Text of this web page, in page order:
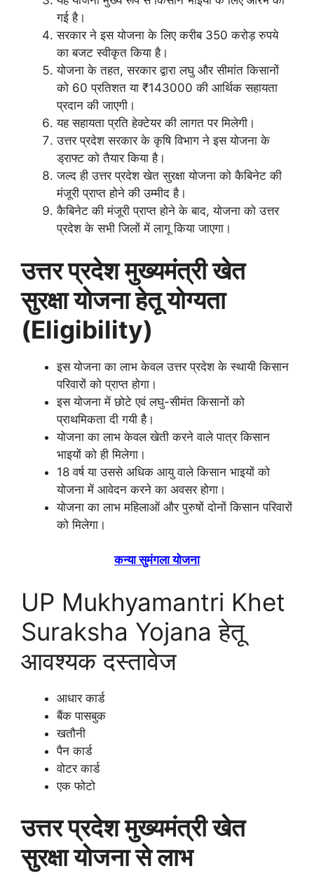
गई है।
सरकार ने इस योजना के लिए करीब 350 करोड़ रुपये
का बजट स्वीकृत किया है।
योजना के तहत, सरकार द्वारा लघु और सीमांत किसानों
को 60 प्रतिशत या ₹143000 की आर्थिक सहायता
प्रदान की जाएगी।
यह सहायता प्रति हेक्टेयर की लागत पर मिलेगी।
उत्तर प्रदेश सरकार के कृषि विभाग ने इस योजना के
ड्राफ्ट को तैयार किया है।
जल्द ही उत्तर प्रदेश खेत सुरक्षा योजना को कैबिनेट की
मंजूरी प्राप्त होने की उम्मीद है।
कैबिनेट की मंजूरी प्राप्त होने के बाद, योजना को उत्तर
प्रदेश के सभी जिलों में लागू किया जाएगा।
उत्तर प्रदेश मुख्यमंत्री खेत
सुरक्षा योजना हेतू योग्यता
(Eligibility)
इस योजना का लाभ केवल उत्तर प्रदेश के स्थायी किसान
परिवारों को प्राप्त होगा।
इस योजना में छोटे एवं लघु-सीमंत किसानों को
प्राथमिकता दी गयी है।
योजना का लाभ केवल खेती करने वाले पात्र किसान
भाइयों को ही मिलेगा।
18 वर्ष या उससे अधिक आयु वाले किसान भाइयों को
योजना में आवेदन करने का अवसर होगा।
योजना का लाभ महिलाओं और पुरुषों दोनों किसान परिवारों
को मिलेगा।
कन्या सुमंगला योजना
UP Mukhyamantri Khet
Suraksha Yojana हेतू
आवश्यक दस्तावेज
आधार कार्ड
बैंक पासबुक
खतौनी
पैन कार्ड
वोटर कार्ड
एक फोटो
उत्तर प्रदेश मुख्यमंत्री खेत
सुरक्षा योजना से लाभ